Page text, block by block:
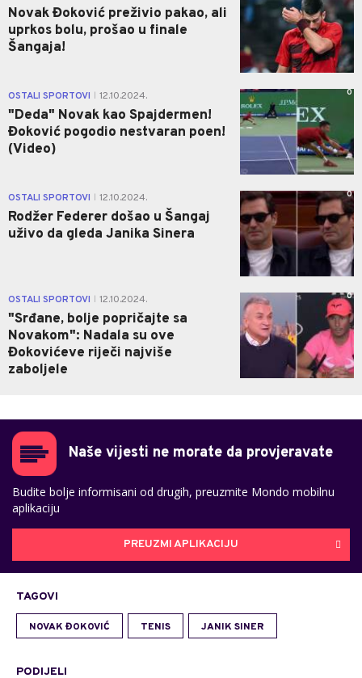
Novak Đoković preživio pakao, ali
uprkos bolu, prošao u finale
Šangaja!
OSTALI SPORTOVI 12.10.2024.
"Deda" Novak kao Spajdermen!
Đoković pogodio nestvaran poen!
(Video)
0
OSTALI SPORTOVI 12.10.2024.
Rodžer Federer došao u Šangaj
uživo da gleda Janika Sinera
0
OSTALI SPORTOVI 12.10.2024.
"Srđane, bolje popričajte sa
Novakom": Nadala su ove
Đokovićeve riječi najviše
zaboljele
0
Naše vijesti ne morate da provjeravate
Budite bolje informisani od drugih, preuzmite Mondo mobilnu
aplikaciju
PREUZMI APLIKACIJU
TAGOVI
NOVAK ĐOKOVIĆ TENIS JANIK SINER
PODIJELI